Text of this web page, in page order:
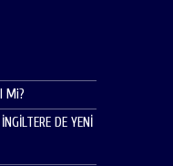
Mi?
DE YENİ